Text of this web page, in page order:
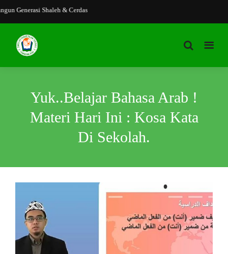
Generasi Shaleh & Cerdas
Yuk..Belajar Bahasa Arab !
Materi Hari Ini : Kosa Kata
Di Sekolah.